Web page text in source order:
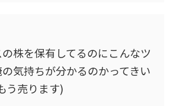
株を保有してるのにこんなツ
気持ちが分かるのかってきい
う売ります)